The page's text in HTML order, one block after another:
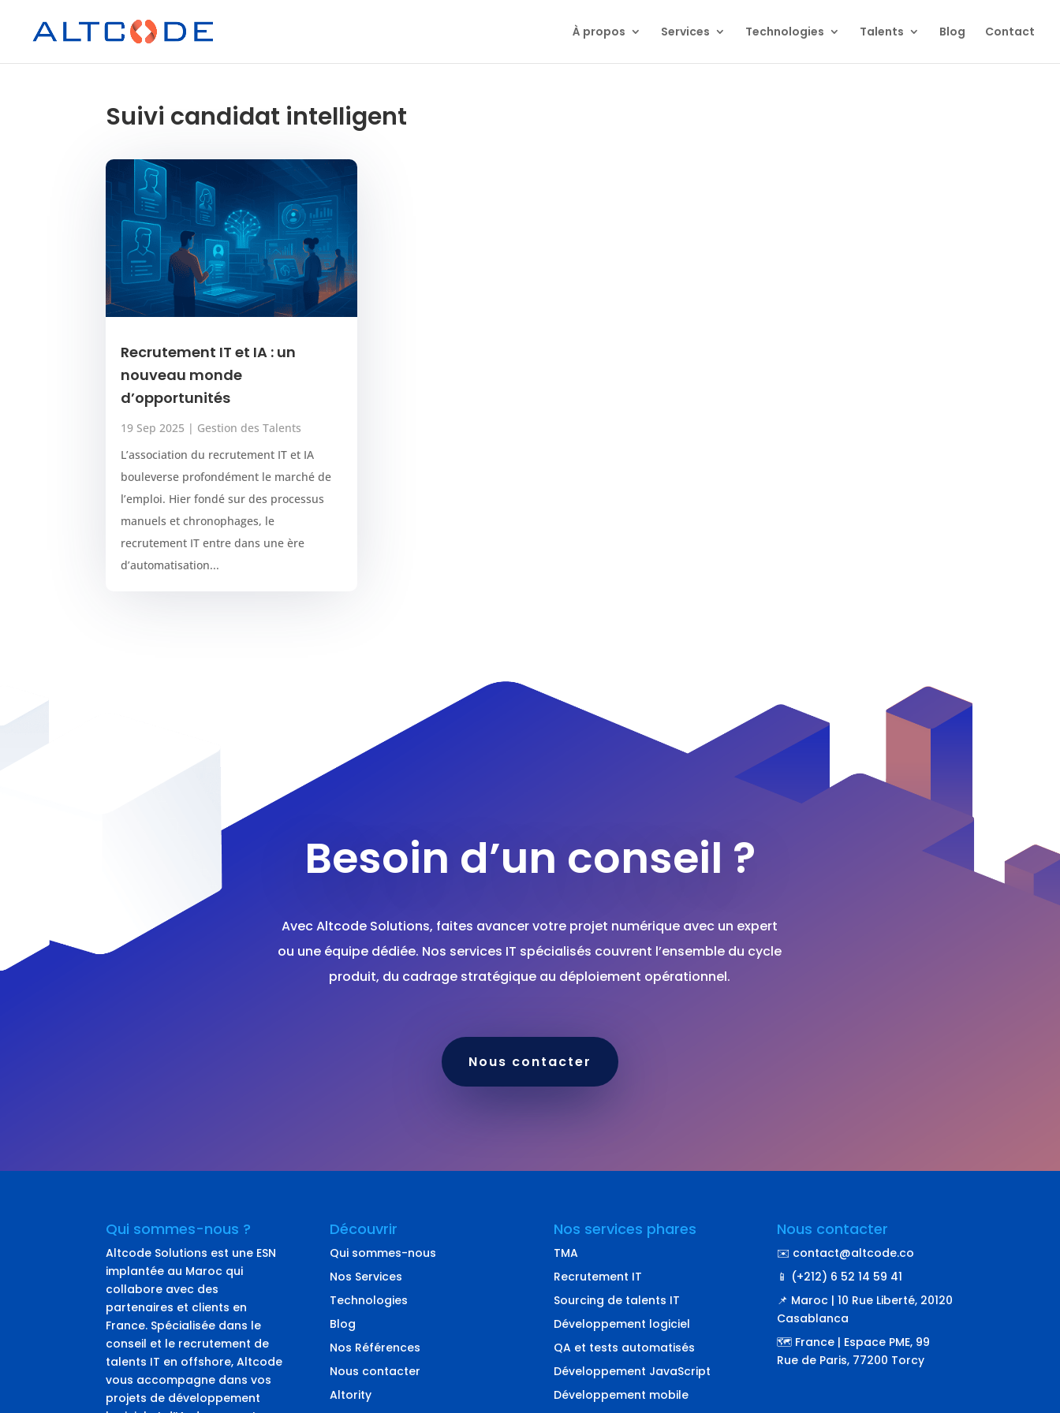
À propos Services Technologies Talents Blog Contact
Suivi candidat intelligent
Recrutement IT et IA : un
nouveau monde
d’opportunités
19 Sep 2025 | Gestion des Talents
L’association du recrutement IT et IA
bouleverse profondément le marché de
l’emploi. Hier fondé sur des processus
manuels et chronophages, le
recrutement IT entre dans une ère
d’automatisation...
Besoin d’un conseil ?
Avec Altcode Solutions, faites avancer votre projet numérique avec un expert
ou une équipe dédiée. Nos services IT spécialisés couvrent l’ensemble du cycle
produit, du cadrage stratégique au déploiement opérationnel.
Nous contacter
Qui sommes-nous ?
Altcode Solutions est une ESN
implantée au Maroc qui
collabore avec des
partenaires et clients en
France. Spécialisée dans le
conseil et le recrutement de
talents IT en offshore, Altcode
vous accompagne dans vos
projets de développement
Découvrir
Qui sommes-nous
Nos Services
Technologies
Blog
Nos Références
Nous contacter
Altority
Nos services phares
TMA
Recrutement IT
Sourcing de talents IT
Développement logiciel
QA et tests automatisés
Développement JavaScript
Développement mobile
Nous contacter
✉️ contact@altcode.co
📱 (+212) 6 52 14 59 41
📌 Maroc | 10 Rue Liberté, 20120
Casablanca
🗺️ France | Espace PME, 99
Rue de Paris, 77200 Torcy